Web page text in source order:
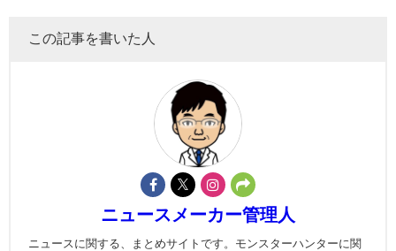
この記事を書いた人
ニュースメーカー管理人
ニュースに関する、まとめサイトです。モンスターハンターに関